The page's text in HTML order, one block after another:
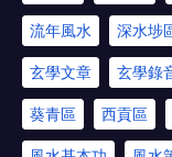
流年風水 深水埗
玄學文章 玄學錄
葵青區 西貢區